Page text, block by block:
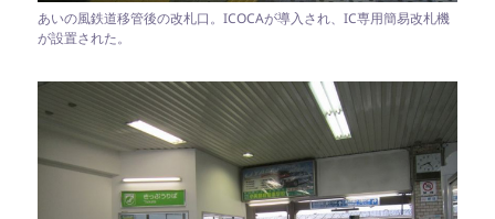
あいの風鉄道移管後の改札口。ICOCAが導入され、IC専用簡易改札機
が設置された。